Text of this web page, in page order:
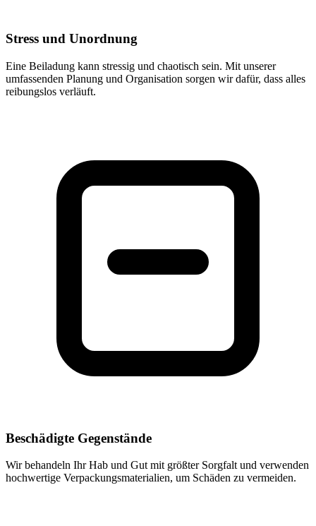
Stress und Unordnung
Eine Beiladung kann stressig und chaotisch sein. Mit unserer
umfassenden Planung und Organisation sorgen wir dafür, dass alles
reibungslos verläuft.
Beschädigte Gegenstände
Wir behandeln Ihr Hab und Gut mit größter Sorgfalt und verwenden
hochwertige Verpackungsmaterialien, um Schäden zu vermeiden.